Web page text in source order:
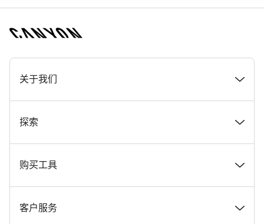
[footer.linksList.title]
关于我们
奖项
在 Canyon 工作
Canyon 新闻发布室
探索
新闻和故事
提示和建议
购买工具
找到您梦寐以求的 Canyon 自行车
客户服务